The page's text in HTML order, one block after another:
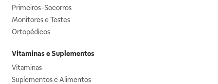
Primeiros-Socorros
Monitores e Testes
Ortopédicos
Vitaminas e Suplementos
Vitaminas
Suplementos e Alimentos